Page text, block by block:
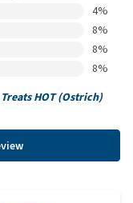
4%
8%
8%
8%
HOT (Ostrich)